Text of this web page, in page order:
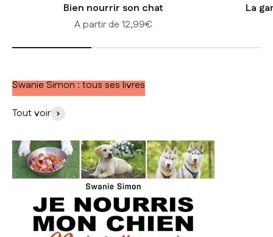
Bien nourrir son chat
Prix de vente
A partir de 12,99€
La
Swanie Simon : tous ses livres
Tout voir